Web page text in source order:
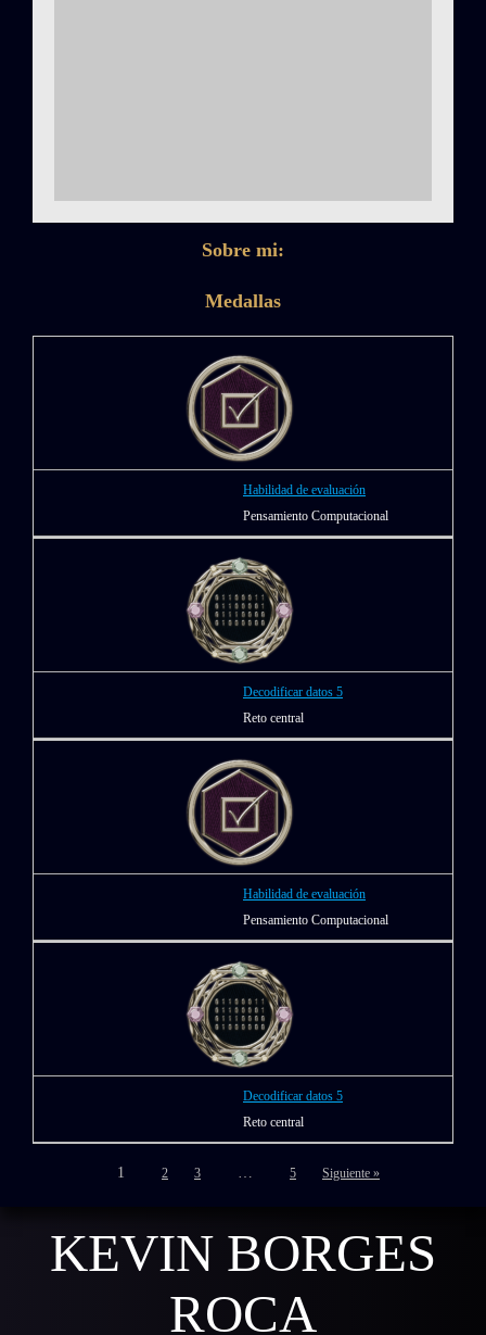
Sobre mi:
Medallas
Habilidad de evaluación
Pensamiento Computacional
Decodificar datos 5
Reto central
Habilidad de evaluación
Pensamiento Computacional
Decodificar datos 5
Reto central
1 2 3 5 Siguiente »
KEVIN BORGES
ROCA